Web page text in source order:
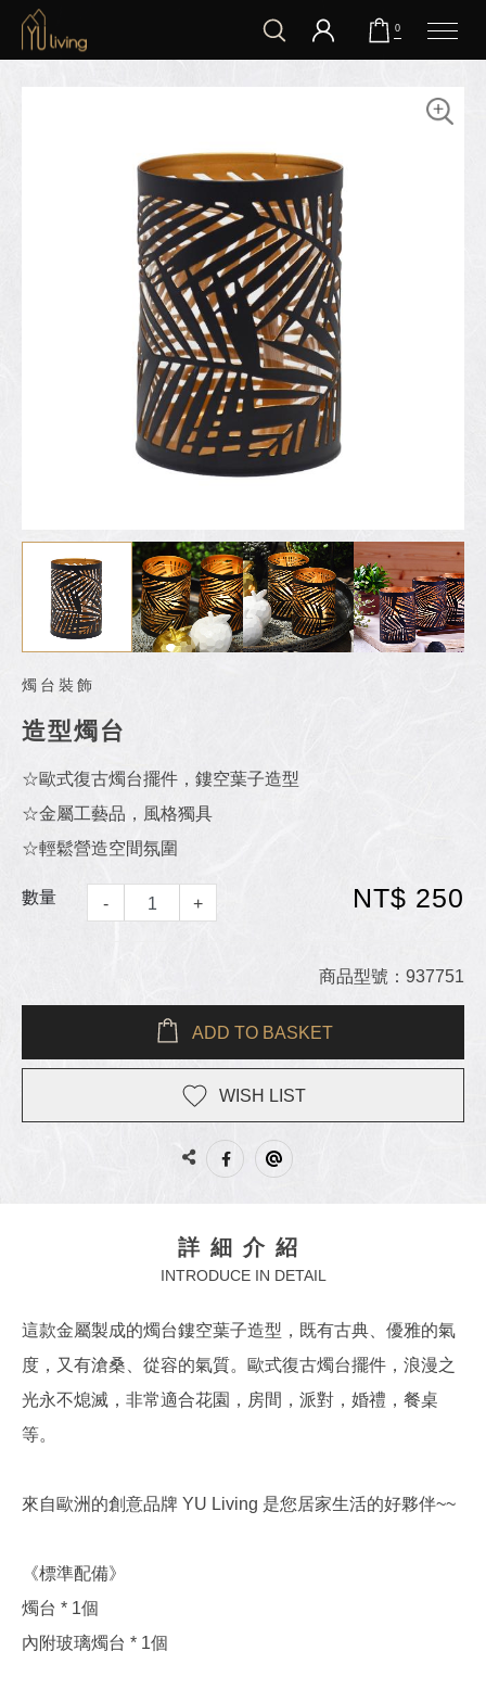
到主要內容
0
燭台裝飾
造型燭台
☆歐式復古燭台擺件，鏤空葉子造型
☆金屬工藝品，風格獨具
☆輕鬆營造空間氛圍
數量 - + NT$ 250
商品型號：937751
ADD TO BASKET
WISH LIST
詳細介紹
INTRODUCE IN DETAIL
這款金屬製成的燭台鏤空葉子造型，既有古典、優雅的氣
度，又有滄桑、從容的氣質。歐式復古燭台擺件，浪漫之
光永不熄滅，非常適合花園，房間，派對，婚禮，餐桌
等。
來自歐洲的創意品牌 YU Living 是您居家生活的好夥伴~~
《標準配備》
燭台 * 1個
內附玻璃燭台 * 1個